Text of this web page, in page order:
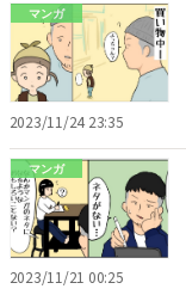
マンガ
2023/11/24 23:35
マンガ
2023/11/21 00:25